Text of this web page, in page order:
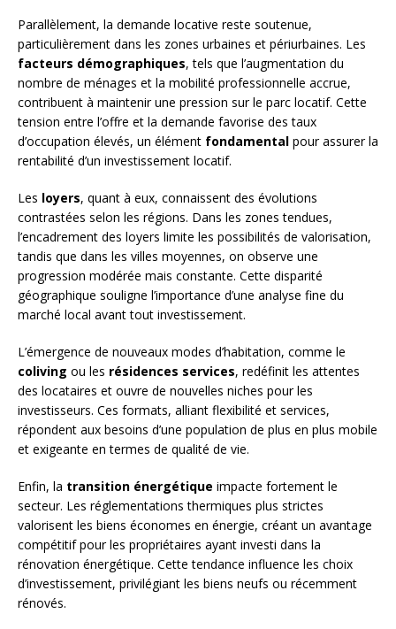
Parallèlement, la demande locative reste soutenue,
particulièrement dans les zones urbaines et périurbaines. Les
facteurs démographiques, tels que l’augmentation du
nombre de ménages et la mobilité professionnelle accrue,
contribuent à maintenir une pression sur le parc locatif. Cette
tension entre l’offre et la demande favorise des taux
d’occupation élevés, un élément fondamental pour assurer la
rentabilité d’un investissement locatif.
Les loyers, quant à eux, connaissent des évolutions
contrastées selon les régions. Dans les zones tendues,
l’encadrement des loyers limite les possibilités de valorisation,
tandis que dans les villes moyennes, on observe une
progression modérée mais constante. Cette disparité
géographique souligne l’importance d’une analyse fine du
marché local avant tout investissement.
L’émergence de nouveaux modes d’habitation, comme le
coliving ou les résidences services, redéfinit les attentes
des locataires et ouvre de nouvelles niches pour les
investisseurs. Ces formats, alliant flexibilité et services,
répondent aux besoins d’une population de plus en plus mobile
et exigeante en termes de qualité de vie.
Enfin, la transition énergétique impacte fortement le
secteur. Les réglementations thermiques plus strictes
valorisent les biens économes en énergie, créant un avantage
compétitif pour les propriétaires ayant investi dans la
rénovation énergétique. Cette tendance influence les choix
d’investissement, privilégiant les biens neufs ou récemment
rénovés.